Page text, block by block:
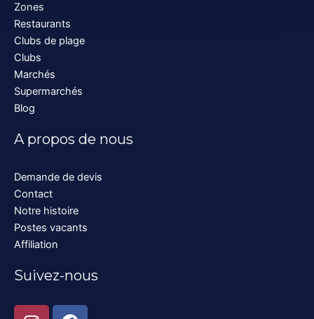
Zones
Restaurants
Clubs de plage
Clubs
Marchés
Supermarchés
Blog
A propos de nous
Demande de devis
Contact
Notre histoire
Postes vacants
Affiliation
Suivez-nous
I F